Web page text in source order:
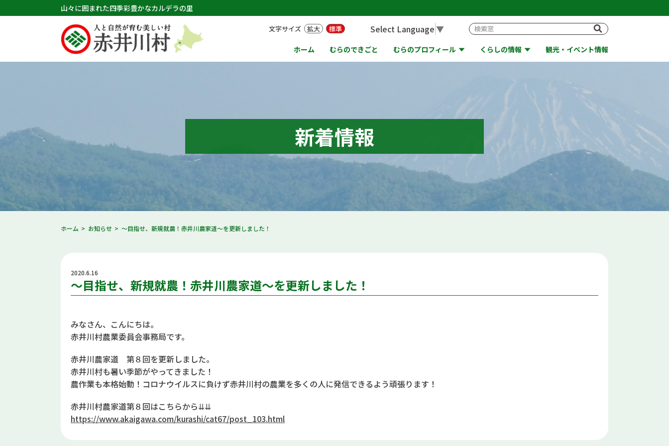
山々に囲まれた四季彩豊かなカルデラの里
ホーム むらのできごと むらのプロフィール くらしの情報 観光・イベント情報
文字サイズ 拡大 標準 Select Language▼
新着情報
ホーム お知らせ ～目指せ、新規就農！赤井川農家道～を更新しました！
2020.6.16
～目指せ、新規就農！赤井川農家道～を更新しました！
みなさん、こんにちは。
赤井川村農業委員会事務局です。
赤井川農家道 第８回を更新しました。
赤井川村も暑い季節がやってきました！
農作業も本格始動！コロナウイルスに負けず赤井川村の農業を多くの人に発信できるよう頑張ります！
赤井川村農家道第８回はこちらから⇊⇊
https://www.akaigawa.com/kurashi/cat67/post_103.html